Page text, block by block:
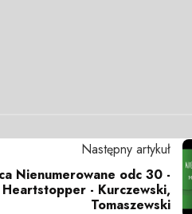
Następny artykuł
Nienumerowane odc 30 -
- Kurczewski,
Tomaszewski